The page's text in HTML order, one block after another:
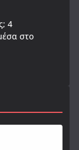
4
στο